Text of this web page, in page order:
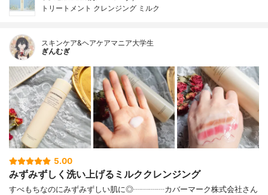
トリートメント クレンジング ミルク
スキンケア&ヘアケアマニア大学生
ぎんむぎ
5.00
みずみずしく洗い上げるミルククレンジング
すべもちなのにみずみずしい肌に◎┈┈┈┈カバーマーク株式会社さん